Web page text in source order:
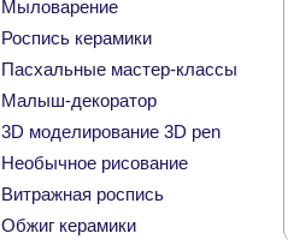
Мыловарение
Роспись керамики
Пасхальные мастер-классы
Малыш-декоратор
3D моделирование 3D pen
Необычное рисование
Витражная роспись
Обжиг керамики